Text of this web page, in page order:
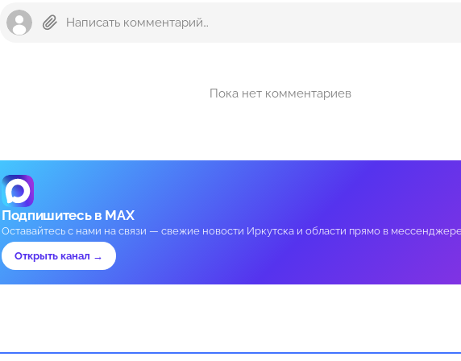
Пока нет комментариев
Подпишитесь в MAX
Оставайтесь с нами на связи — свежие новости Иркутска и области прямо в
Открыть канал →